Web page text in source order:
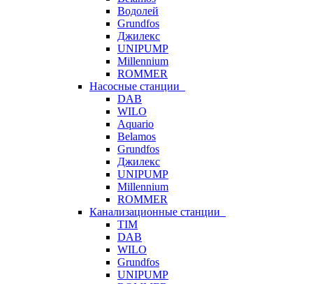
Водолей
Grundfos
Джилекс
UNIPUMP
Millennium
ROMMER
Насосные станции
DAB
WILO
Aquario
Belamos
Grundfos
Джилекс
UNIPUMP
Millennium
ROMMER
Канализационные станции
TIM
DAB
WILO
Grundfos
UNIPUMP